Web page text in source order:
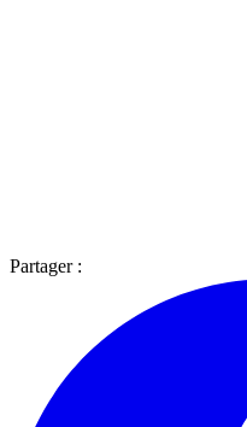
Partager :